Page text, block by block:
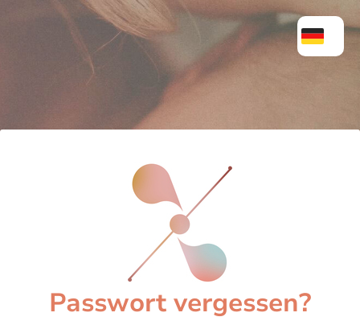
Passwort vergessen?